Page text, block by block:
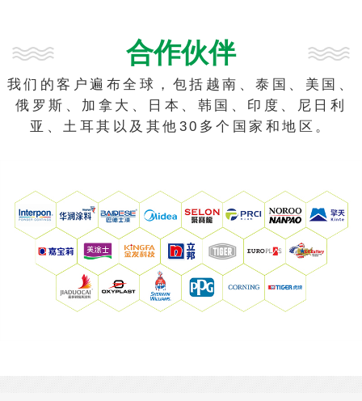
合作伙伴
我们的客户遍布全球，包括越南、泰国、美国、
俄罗斯、加拿大、日本、韩国、印度、尼日利
亚、土耳其以及其他30多个国家和地区。